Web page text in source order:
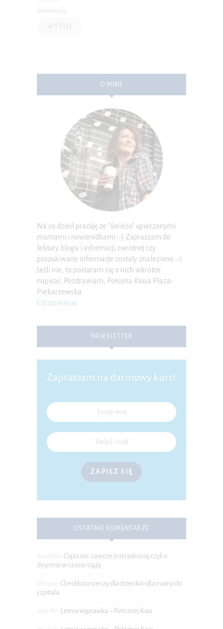
komentarzy.
O MNIE
Na co dzień pracuję ze "świeżo" upieczonymi
mamami i noworodkami :-) Zapraszam do
lektury bloga i informacji zwrotnej czy
poszukiwane informacje zostały znalezione :-)
Jeśli nie, to postaram się o nich wkrótce
napisać. Pozdrawiam, Położna Kasia Płaza-
Piekarzewska
Czytaj więcej
NEWSLETTER
Zapraszam na darmowy kurs!
ZAPISZ SIĘ
OSTATNIE KOMENTARZE
Karolina - Ciąża nie zawsze jest radością czyli o
depresji w czasie ciąży
Dorota - Checklista rzeczy dla dziecka i dla mamy do
szpitala
Asia Mi - Letnia wyprawka – Położnej Kasi